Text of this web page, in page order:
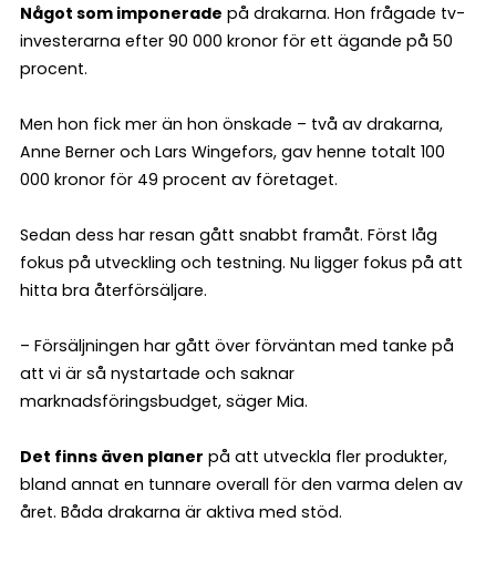
Något som imponerade på drakarna. Hon frågade tv-
investerarna efter 90 000 kronor för ett ägande på 50
procent.
Men hon fick mer än hon önskade – två av drakarna,
Anne Berner och Lars Wingefors, gav henne totalt 100
000 kronor för 49 procent av företaget.
Sedan dess har resan gått snabbt framåt. Först låg
fokus på utveckling och testning. Nu ligger fokus på att
hitta bra återförsäljare.
– Försäljningen har gått över förväntan med tanke på
att vi är så nystartade och saknar
marknadsföringsbudget, säger Mia.
Det finns även planer på att utveckla fler produkter,
bland annat en tunnare overall för den varma delen av
året. Båda drakarna är aktiva med stöd.